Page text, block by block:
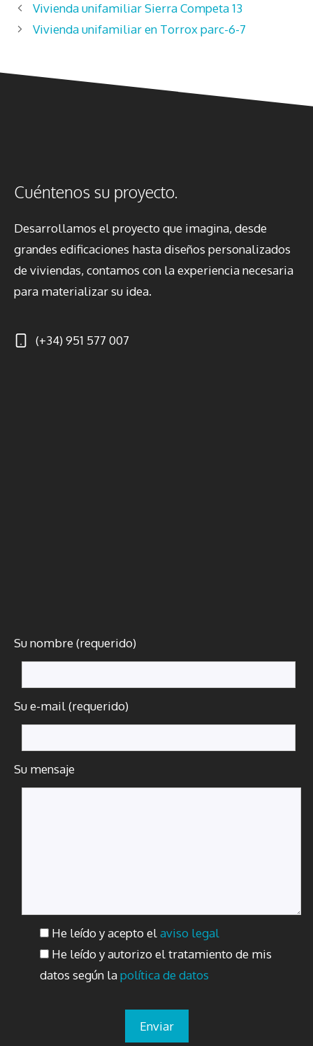
Vivienda unifamiliar Sierra Competa 13
Vivienda unifamiliar en Torrox parc-6-7
Cuéntenos su proyecto.
Desarrollamos el proyecto que imagina, desde
grandes edificaciones hasta diseños personalizados
de viviendas, contamos con la experiencia necesaria
para materializar su idea.
(+34) 951 577 007
Su nombre (requerido)
Su e-mail (requerido)
Su mensaje
He leído y acepto elaviso legal
He leído y autorizo el tratamiento de mis
datos según lapolítica de datos